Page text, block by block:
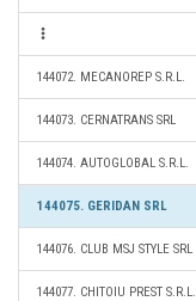
144072. MECANOREP S.R.L.
144073. CERNATRANS SRL
144074. AUTOGLOBAL S.R.L.
144075. GERIDAN SRL
144076. CLUB MSJ STYLE SRL
144077. CHITOIU PREST S.R.L.